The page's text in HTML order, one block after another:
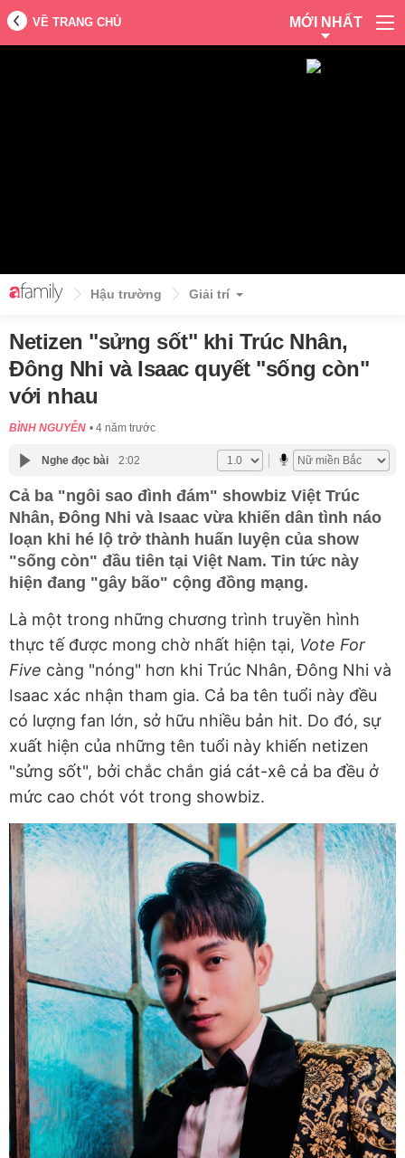
VỀ TRANG CHỦ MỚI NHẤT
Hậu trường Giải trí
Netizen "sửng sốt" khi Trúc Nhân,
Đông Nhi và Isaac quyết "sống còn"
với nhau
BÌNH NGUYỄN 4 năm trước
Nghe đọc bài 2:02
Cả ba "ngôi sao đình đám" showbiz Việt Trúc
Nhân, Đông Nhi và Isaac vừa khiến dân tình náo
loạn khi hé lộ trở thành huấn luyện của show
"sống còn" đầu tiên tại Việt Nam. Tin tức này
hiện đang "gây bão" cộng đồng mạng.
Là một trong những chương trình truyền hình
thực tế được mong chờ nhất hiện tại, Vote For
Five càng "nóng" hơn khi Trúc Nhân, Đông Nhi và
Isaac xác nhận tham gia. Cả ba tên tuổi này đều
có lượng fan lớn, sở hữu nhiều bản hit. Do đó, sự
xuất hiện của những tên tuổi này khiến netizen
"sửng sốt", bởi chắc chắn giá cát-xê cả ba đều ở
mức cao chót vót trong showbiz.